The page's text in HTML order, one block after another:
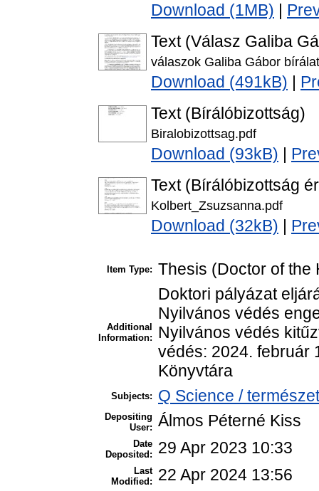
Download (1MB)
Text (Válasz Galiba
válaszok Galiba Gábor
Download (491kB)
Text (Bírálóbizottság)
Biralobizottsag.pdf
Download (93kB)
Text (Bírálóbizottság
Kolbert_Zsuzsanna.pdf
Download (32kB)
Item Type: Thesis (Doctor of the
Additional
Information:
Doktori pályázat
Nyilvános védés
Nyilvános védés
védés: 2024. február
Könyvtára
Subjects: Q Science /
Depositing
User: Álmos Péterné Kiss
Date
Deposited:
29 Apr 2023 10:33
Last
Modified:
22 Apr 2024 13:56